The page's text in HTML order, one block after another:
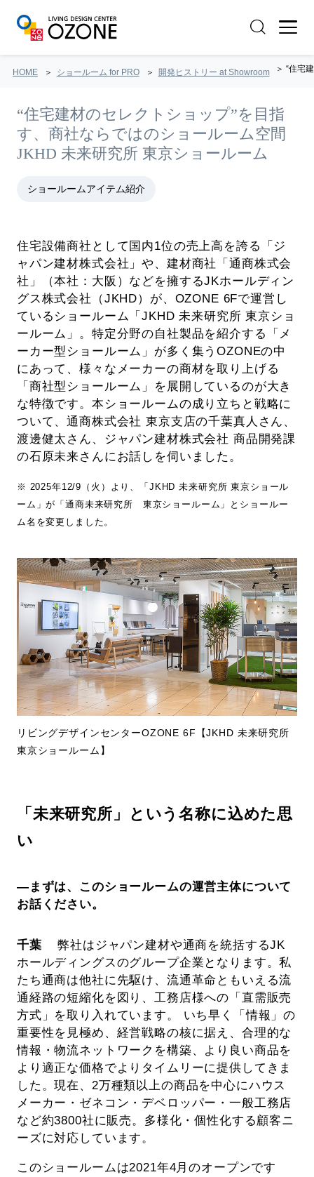
HOME ショールーム for PRO 開発ヒストリー at Showroom “住宅
“住宅建材のセレクトショップ”を目指
す、商社ならではのショールーム空間
JKHD 未来研究所 東京ショールーム
ショールームアイテム紹介
住宅設備商社として国内1位の売上高を誇る「ジ
ャパン建材株式会社」や、建材商社「通商株式会
社」（本社：大阪）などを擁するJKホールディン
グス株式会社（JKHD）が、OZONE 6Fで運営し
ているショールーム「JKHD 未来研究所 東京ショ
ールーム」。特定分野の自社製品を紹介する「メ
ーカー型ショールーム」が多く集うOZONEの中
にあって、様々なメーカーの商材を取り上げる
「商社型ショールーム」を展開しているのが大き
な特徴です。本ショールームの成り立ちと戦略に
ついて、通商株式会社 東京支店の千葉真人さん、
渡邊健太さん、ジャパン建材株式会社 商品開発課
の石原未来さんにお話しを伺いました。
※ 2025年12/9（火）より、「JKHD 未来研究所 東京ショール
ーム」が「通商未来研究所 東京ショールーム」とショールー
ム名を変更しました。
リビングデザインセンターOZONE 6F【JKHD 未来研究所
東京ショールーム】
「未来研究所」という名称に込めた思
い
―まずは、このショールームの運営主体について
お話ください。
千葉
弊社はジャパン建材や通商を統括するJK
ホールディングスのグループ企業となります。私
たち通商は他社に先駆け、流通革命ともいえる流
通経路の短縮化を図り、工務店様への「直需販売
方式」を取り入れています。 いち早く「情報」の
重要性を見極め、経営戦略の核に据え、合理的な
情報・物流ネットワークを構築、より良い商品を
より適正な価格でよりタイムリーに提供してきま
した。現在、2万種類以上の商品を中心にハウス
メーカー・ゼネコン・デベロッパー・一般工務店
など約3800社に販売。多様化・個性化する顧客ニ
ーズに対応しています。
このショールームは2021年4月のオープンです